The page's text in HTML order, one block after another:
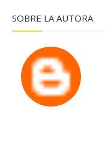
SOBRE LA AUTORA